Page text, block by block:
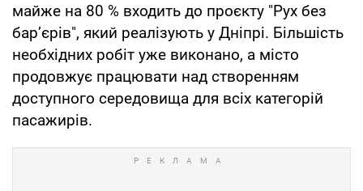
майже на 80 % входить до проєкту "Рух без
бар’єрів", який реалізують у Дніпрі. Більшість
необхідних робіт уже виконано, а місто
продовжує працювати над створенням
доступного середовища для всіх категорій
пасажирів.